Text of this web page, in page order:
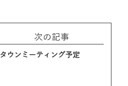
次の記事
タウンミーティング予定